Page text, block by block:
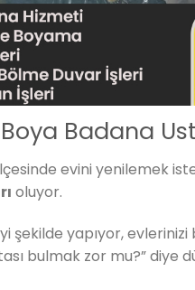
Badana
evini yenilemek
oluyor.
şekilde yapıyor,
bulmak zor mu?” diye